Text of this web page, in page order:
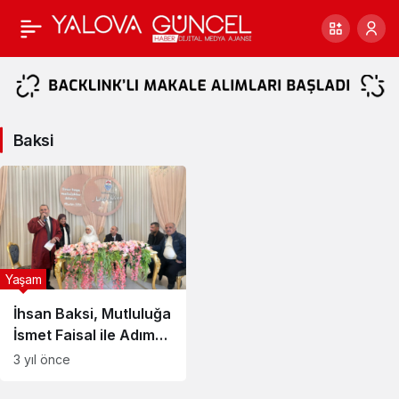
Baksi
Haberleri
Baksi
İhsan Baksi, Mutluluğa
İsmet Faisal ile Adım
Attı
Yaşam
3 yıl önce